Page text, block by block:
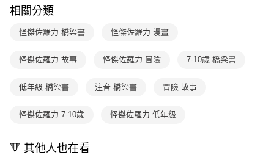
用戶於交易時，得透過本服務購買商品或服務，並由商店將買賣／分期付款
2.基於同意付款使用「大哥付你分期」之契約關係目的，商店將以您的個人
由本公司與您本人進行分期帳單所需資料之確認、核對及更正。
3.完整用戶服務條款，請詳閱以下連結： https://oppay.tw/userRule
※ 請注意：結帳手續完成當下不需立刻繳費，但若您需要取消訂單，請聯絡
購買商品的店家。未經商家同意取消之訂單仍視為有效，需透過AFTEE先享
後付繳納相關費用。
※ 交易是否成功請以「AFTEE先享後付 」之結帳頁面顯示為準，若有關於
客戶支援中心」https://netprotections.freshdesk.com/support/home
【注意事項】
１．透過由恩沛科技股份有限公司提供之「AFTEE先享後付」服務完成之交
權轉讓予恩沛科技股份有限公司。
３．未成年的使用者請事先徵得法定代理人或監護人之同意方可使用
每筆NT$70，滿NT$800(含以上)免運費
離島宅配（澎湖、金門、馬祖、小琉球；不適用於郵局i郵箱）
每筆NT$200
相關分類
怪傑佐羅力 橋梁書 怪傑佐羅力 漫畫
怪傑佐羅力 故事 怪傑佐羅力 冒險 7-10歲 橋梁書
低年級 橋梁書 注音 橋梁書 冒險 故事
怪傑佐羅力 7-10歲 怪傑佐羅力 低年級
🔻 其他人也在看